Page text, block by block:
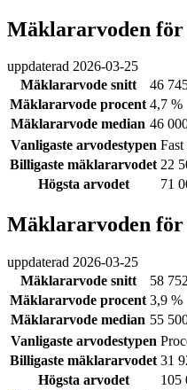
Mäklararvoden för
uppdaterad 2026-03-25
Mäklararvode snitt
46
Mäklararvode procent 4,7 %
Mäklararvode median 46
Vanligaste arvodestypen Fast
Billigaste mäklararvodet 22
Högsta arvodet
71
Mäklararvoden
uppdaterad 2026-03-25
Mäklararvode snitt
58
Mäklararvode procent 3,9 %
Mäklararvode median 55
Vanligaste arvodestypen
Billigaste mäklararvodet 31
Högsta arvodet
105